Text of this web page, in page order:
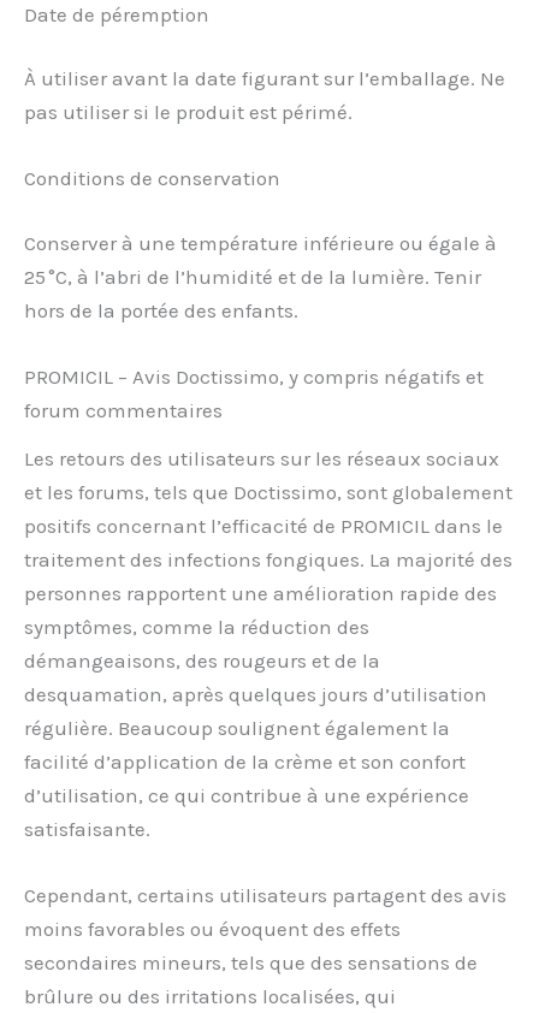
Date de péremption
À utiliser avant la date figurant sur l’emballage. Ne
pas utiliser si le produit est périmé.
Conditions de conservation
Conserver à une température inférieure ou égale à
25 °C, à l’abri de l’humidité et de la lumière. Tenir
hors de la portée des enfants.
PROMICIL – Avis Doctissimo, y compris négatifs et
forum commentaires
Les retours des utilisateurs sur les réseaux sociaux
et les forums, tels que Doctissimo, sont globalement
positifs concernant l’efficacité de PROMICIL dans le
traitement des infections fongiques. La majorité des
personnes rapportent une amélioration rapide des
symptômes, comme la réduction des
démangeaisons, des rougeurs et de la
desquamation, après quelques jours d’utilisation
régulière. Beaucoup soulignent également la
facilité d’application de la crème et son confort
d’utilisation, ce qui contribue à une expérience
satisfaisante.
Cependant, certains utilisateurs partagent des avis
moins favorables ou évoquent des effets
secondaires mineurs, tels que des sensations de
brûlure ou des irritations localisées, qui